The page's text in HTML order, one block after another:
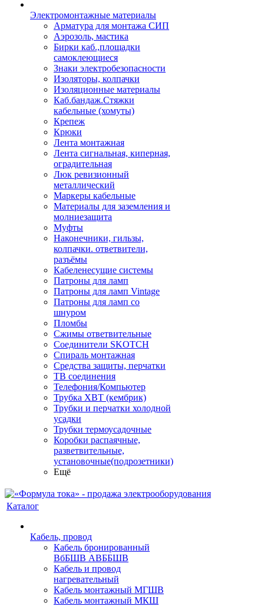
Электромонтажные материалы
Арматура для монтажа СИП
Аэрозоль, мастика
Бирки каб.,площадки
самоклеющиеся
Знаки электробезопасности
Изоляторы, колпачки
Изоляционные материалы
Каб.бандаж.Стяжки
кабельные (хомуты)
Крепеж
Крюки
Лента монтажная
Лента сигнальная, киперная,
оградительная
Люк ревизионный
металлический
Маркеры кабельные
Материалы для заземления и
молниезащита
Муфты
Наконечники, гильзы,
колпачки. ответвители,
разъёмы
Кабеленесущие системы
Патроны для ламп
Патроны для ламп Vintage
Патроны для ламп со
шнуром
Пломбы
Сжимы ответвительные
Соединители SKOTCH
Спираль монтажная
Средства защиты, перчатки
ТВ соединения
Телефония/Компьютер
Трубка ХВТ (кембрик)
Трубки и перчатки холодной
усадки
Трубки термоусадочные
Коробки распаячные,
разветвительные,
установочные(подрозетники)
Ещё
Каталог
Кабель, провод
Кабель бронированный
ВбБШВ АВББШВ
Кабель и провод
нагревательный
Кабель монтажный МГШВ
Кабель монтажный МКШ